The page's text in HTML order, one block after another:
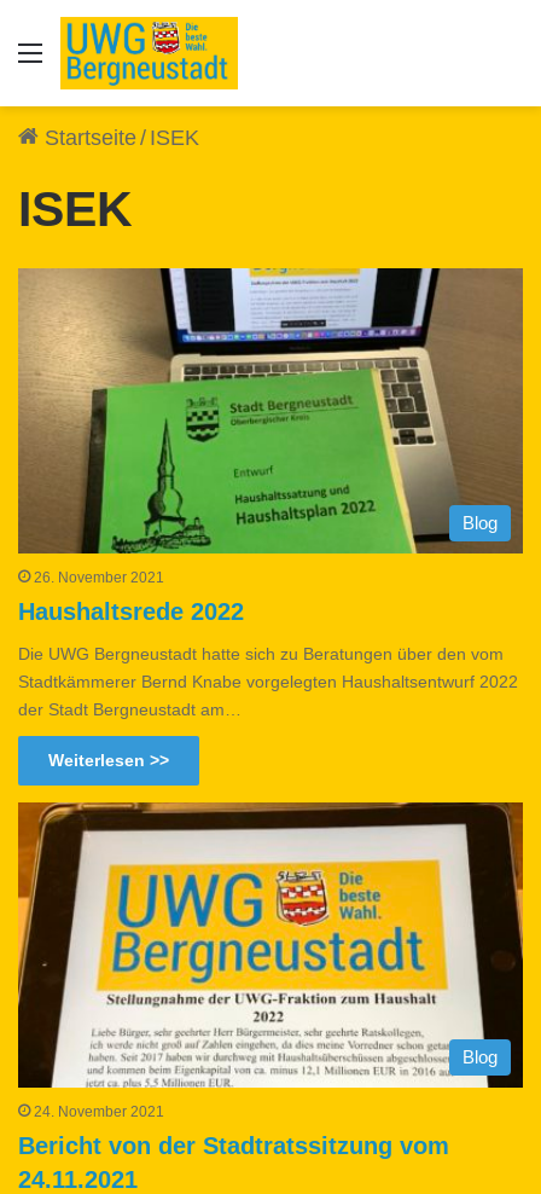
Auswahl
Startseite/ ISEK
ISEK
Blog
26. November 2021
Haushaltsrede 2022
Die UWG Bergneustadt hatte sich zu Beratungen über den vom
Stadtkämmerer Bernd Knabe vorgelegten Haushaltsentwurf 2022
der Stadt Bergneustadt am…
Weiterlesen >>
Blog
24. November 2021
Bericht von der Stadtratssitzung vom
24.11.2021